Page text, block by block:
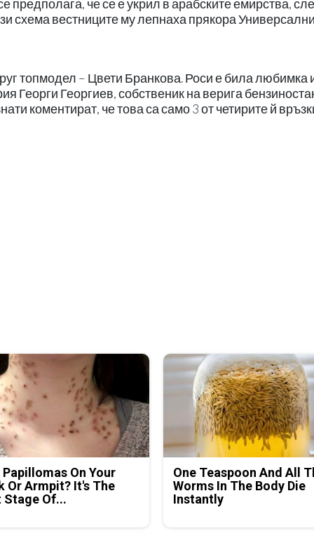
предполага, че се е укрил в арабските емирства,
схема вестниците му лепнаха прякора
топмодел – Цвети Бранкова. Роси е била любимка
Георги Георгиев, собственик на верига
коментират, че това са само 3 от четирите й
On Your
Or Armpit? It's The
Stage Of...
One Teaspoon And All
Worms In The Body Die
Instantly